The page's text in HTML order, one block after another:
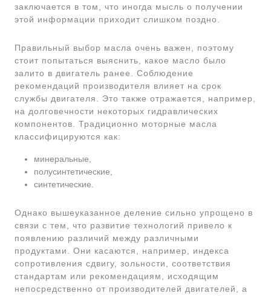
заключается в том, что иногда мысль о получении
этой информации приходит слишком поздно.
Правильный выбор масла очень важен, поэтому
стоит попытаться выяснить, какое масло было
залито в двигатель ранее. Соблюдение
рекомендаций производителя влияет на срок
службы двигателя. Это также отражается, например,
на долговечности некоторых гидравлических
компонентов. Традиционно моторные масла
классифицируются как:
минеральные,
полусинтетические,
синтетические.
Однако вышеуказанное деление сильно упрощено в
связи с тем, что развитие технологий привело к
появлению различий между различными
продуктами. Они касаются, например, индекса
сопротивления сдвигу, зольности, соответствия
стандартам или рекомендациям, исходящим
непосредственно от производителей двигателей, а